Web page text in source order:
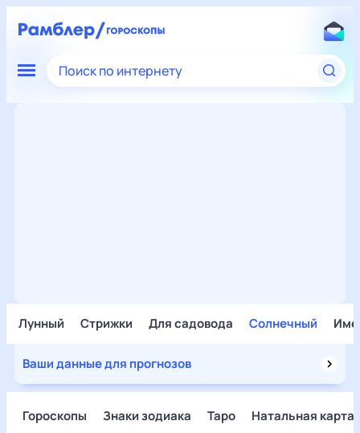
Поиск по интернету
Лунный Стрижки Для садовода Солнечный
Ваши данные для прогнозов
Гороскопы Знаки зодиака Таро
Натальная карта